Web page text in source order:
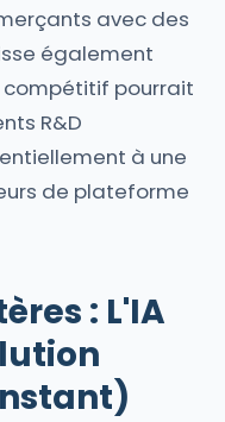
avec des
également
compétitif pourrait
R&D
à une
de plateforme
: L'IA